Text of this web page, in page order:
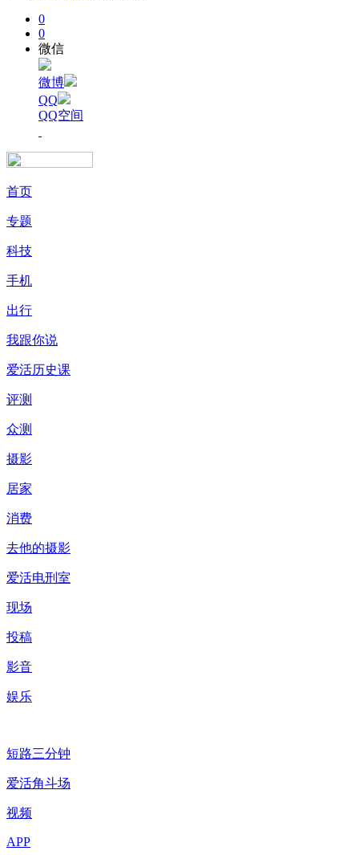
0
0
微信
微博
QQ
QQ空间
首页
专题
科技
手机
出行
我跟你说
爱活历史课
评测
众测
摄影
居家
消费
去他的摄影
爱活电刑室
现场
投稿
影音
娱乐
短路三分钟
爱活角斗场
视频
APP